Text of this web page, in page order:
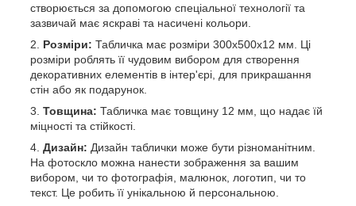
створюється за допомогою спеціальної технології та
зазвичай має яскраві та насичені кольори.
Розміри: Табличка має розміри 300х500х12 мм. Ці
розміри роблять її чудовим вибором для створення
декоративних елементів в інтер'єрі, для прикрашання
стін або як подарунок.
Товщина: Табличка має товщину 12 мм, що надає їй
міцності та стійкості.
Дизайн: Дизайн таблички може бути різноманітним.
На фотоскло можна нанести зображення за вашим
вибором, чи то фотографія, малюнок, логотип, чи то
текст. Це робить її унікальною й персональною.